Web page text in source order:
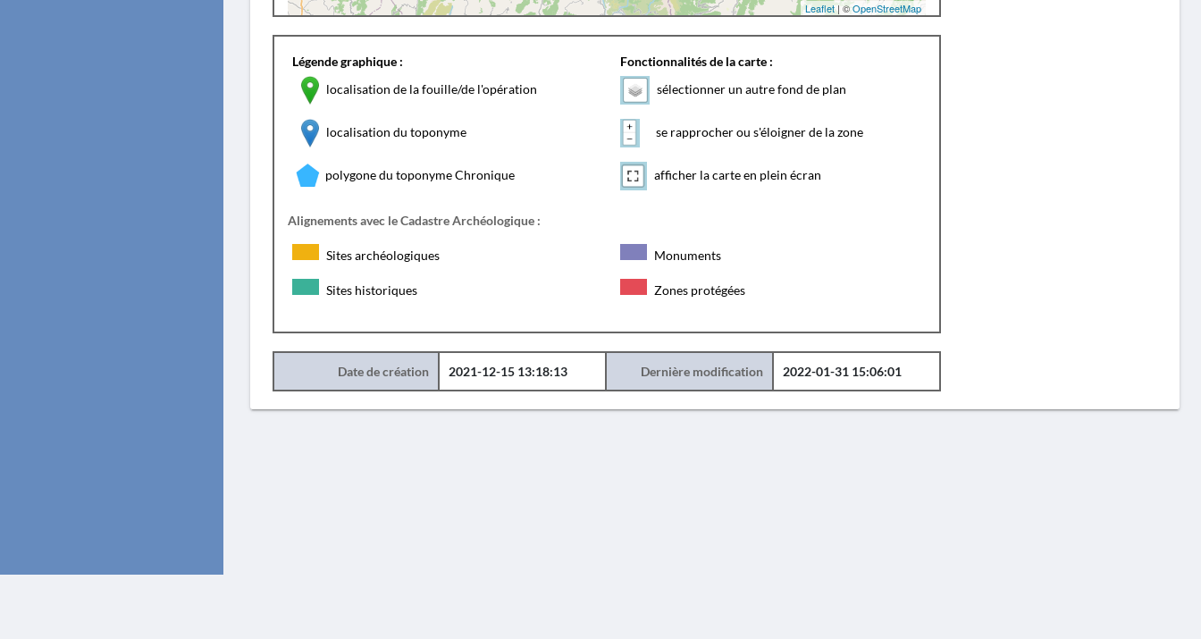
Leaflet| ©OpenStreetMap
Légende graphique :
localisation de la fouille/de l'opération
localisation du toponyme
polygone du toponyme Chronique
Fonctionnalités de la carte :
sélectionner un autre fond de plan
se rapprocher ou s'éloigner de la zone
afficher la carte en plein écran
Alignements avec le Cadastre Archéologique :
Sites archéologiques Monuments
Sites historiques Zones protégées
Date de création 2021-12-15 13:18:13 Dernière modification 2022-01-31 15:06:01